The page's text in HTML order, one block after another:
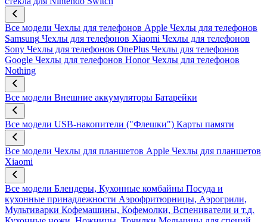
Все модели Чехлы для телефонов Apple Чехлы для телефонов
Samsung Чехлы для телефонов Xiaomi Чехлы для телефонов
Sony Чехлы для телефонов OnePlus Чехлы для телефонов
Google Чехлы для телефонов Honor Чехлы для телефонов
Nothing
Все модели Внешние аккумуляторы Батарейки
Все модели USB-накопители ("Флешки") Карты памяти
Все модели Чехлы для планшетов Apple Чехлы для планшетов
Xiaomi
Все модели Блендеры, Кухонные комбайны Посуда и
кухонные принадлежности Аэрофритюрницы, Аэрогрили,
Мультиварки Кофемашины, Кофемолки, Вспениватели и т.д.